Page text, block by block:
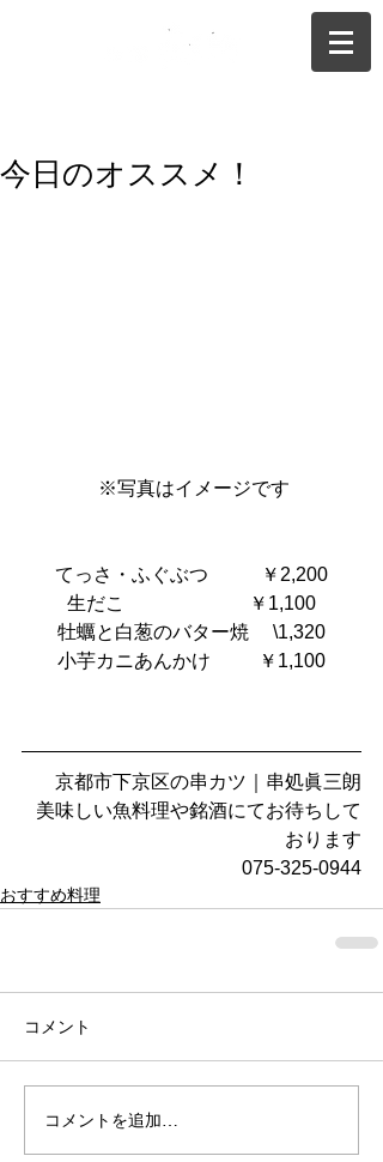
今日のオススメ！
※写真はイメージです
てっさ・ふぐぶつ　       ￥2,200
生だこ　                      ￥1,100
牡蠣と白葱のバター焼     \1,320
小芋カニあんかけ          ￥1,100
京都市下京区の串カツ｜串処眞三朗
美味しい魚料理や銘酒にてお待ちして
おります
075-325-0944
おすすめ料理
コメント
コメントを追加…